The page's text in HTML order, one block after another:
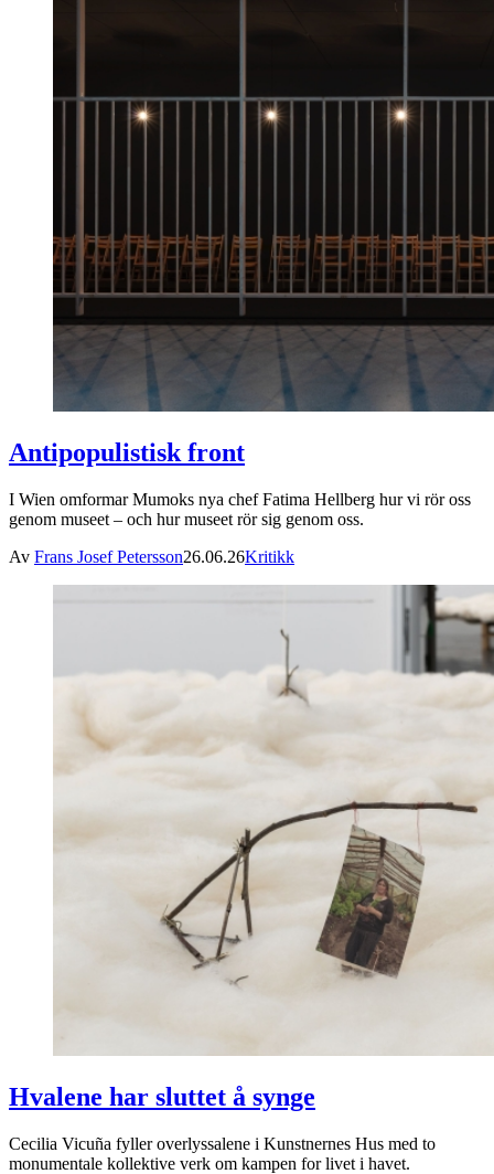
Antipopulistisk front
I Wien omformar Mumoks nya chef Fatima Hellberg hur vi rör oss
genom museet – och hur museet rör sig genom oss.
Av Frans Josef Petersson26.06.26Kritikk
Hvalene har sluttet å synge
Cecilia Vicuña fyller overlyssalene i Kunstnernes Hus med to
monumentale kollektive verk om kampen for livet i havet.